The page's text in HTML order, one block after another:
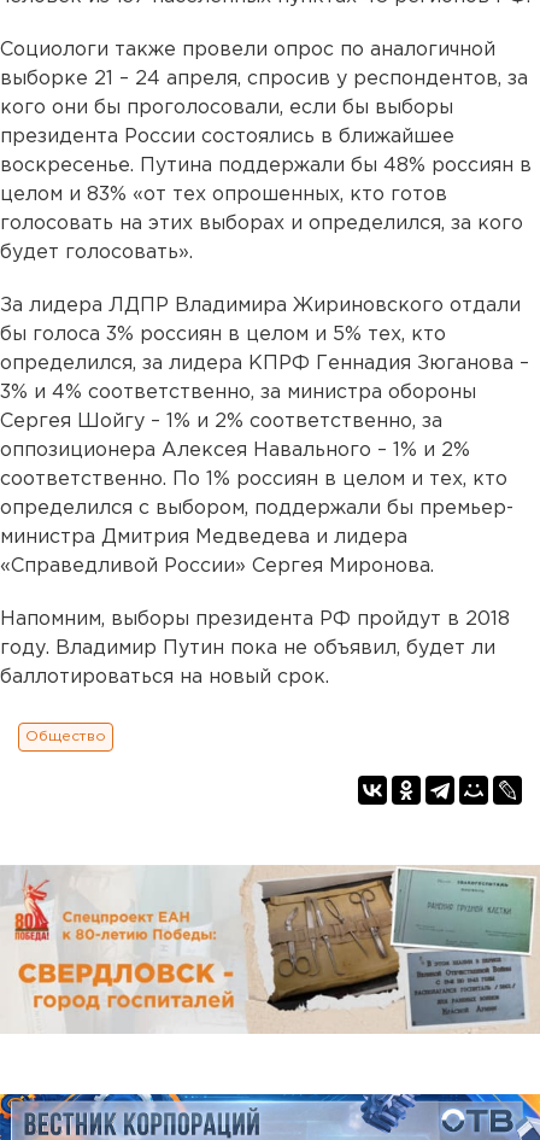
Социологи также провели опрос по аналогичной
выборке 21 – 24 апреля, спросив у респондентов, за
кого они бы проголосовали, если бы выборы
президента России состоялись в ближайшее
воскресенье. Путина поддержали бы 48% россиян в
целом и 83% «от тех опрошенных, кто готов
голосовать на этих выборах и определился, за кого
будет голосовать».
За лидера ЛДПР Владимира Жириновского отдали
бы голоса 3% россиян в целом и 5% тех, кто
определился, за лидера КПРФ Геннадия Зюганова –
3% и 4% соответственно, за министра обороны
Сергея Шойгу – 1% и 2% соответственно, за
оппозиционера Алексея Навального – 1% и 2%
соответственно. По 1% россиян в целом и тех, кто
определился с выбором, поддержали бы премьер-
министра Дмитрия Медведева и лидера
«Справедливой России» Сергея Миронова.
Напомним, выборы президента РФ пройдут в 2018
году. Владимир Путин пока не объявил, будет ли
баллотироваться на новый срок.
Общество